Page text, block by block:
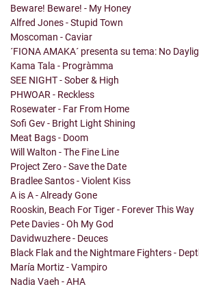
Beware! Beware! - My Honey
Alfred Jones - Stupid Town
Moscoman - Caviar
´FIONA AMAKA´ presenta su tema: No
Kama Tala - Progràmma
SEE NIGHT - Sober & High
PHWOAR - Reckless
Rosewater - Far From Home
Sofi Gev - Bright Light Shining
Meat Bags - Doom
Will Walton - The Fine Line
Project Zero - Save the Date
Bradlee Santos - Violent Kiss
A is A - Already Gone
Rooskin, Beach For Tiger - Forever This Way
Pete Davies - Oh My God
Davidwuzhere - Deuces
Black Flak and the Nightmare Fighters -
María Mortiz - Vampiro
Nadia Vaeh - AHA